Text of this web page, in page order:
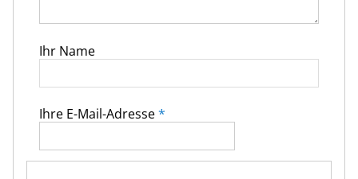
Ihr Name
Ihre E-Mail-Adresse*